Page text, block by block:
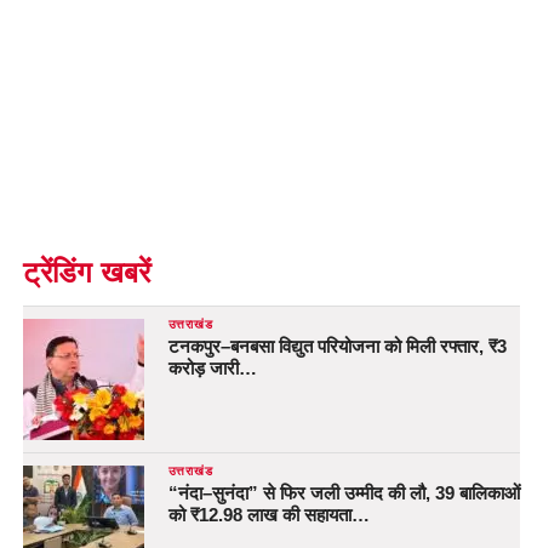
ट्रेंडिंग खबरें
उत्तराखंड
टनकपुर–बनबसा विद्युत परियोजना को मिली रफ्तार, ₹3
करोड़ जारी…
उत्तराखंड
“नंदा–सुनंदा” से फिर जली उम्मीद की लौ, 39 बालिकाओं
को ₹12.98 लाख की सहायता…